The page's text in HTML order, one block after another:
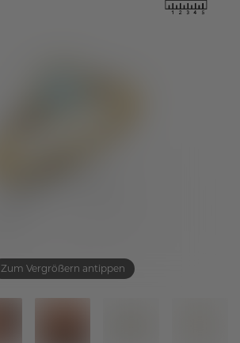
Zum Vergrößern antippen